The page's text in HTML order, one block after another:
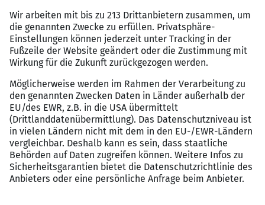
professionelles, unterstützendes Teamumfeld
Langfristige fachliche Entwicklungs‑ und
Weiterbildungsmöglichkeiten
im Finanzbereich
Wertschätzende Unternehmenskultur mit guter
Work‑Life‑Balance
Persönliche, professionelle und diskrete
Begleitung während des gesamten
Bewerbungsprozesses